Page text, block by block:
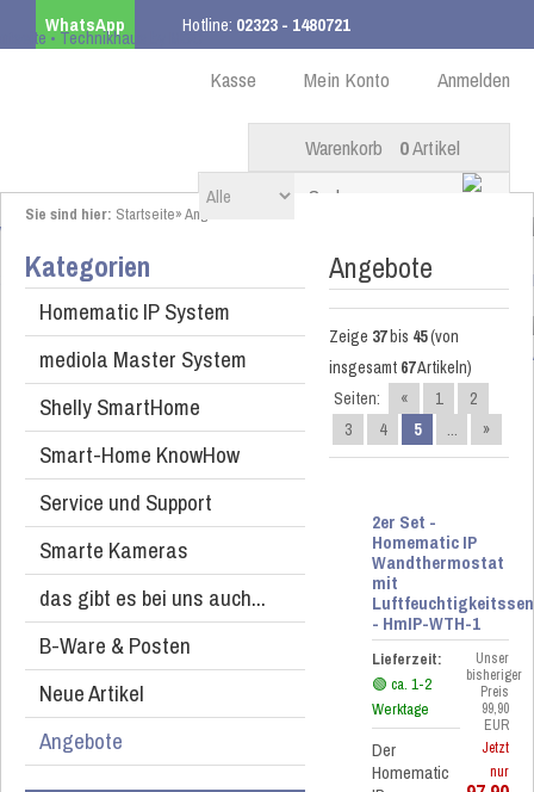
WhatsApp Hotline: 02323 - 1480721
ab 99,00 € innerhalb DE Anmelden
Mein Konto
Kasse
Warenkorb 0Artikel
Sie sind hier: Startseite»Angebote
Kategorien
Homematic IP System
mediola Master System
Shelly SmartHome
Smart-Home KnowHow
Service und Support
Smarte Kameras
das gibt es bei uns auch...
B-Ware & Posten
Neue Artikel
Angebote
Angebote
Zeige 37bis 45(von
insgesamt 67Artikeln)
Seiten:
« 1
2
3
4 5 ... »
2er Set -
Homematic IP
Wandthermostat
mit
- HmIP-WTH-1
Lieferzeit:
🟢 ca. 1-2
Werktage
Der
Homematic
Unser
bisheriger
Preis
99,90
EUR
Jetzt
nur